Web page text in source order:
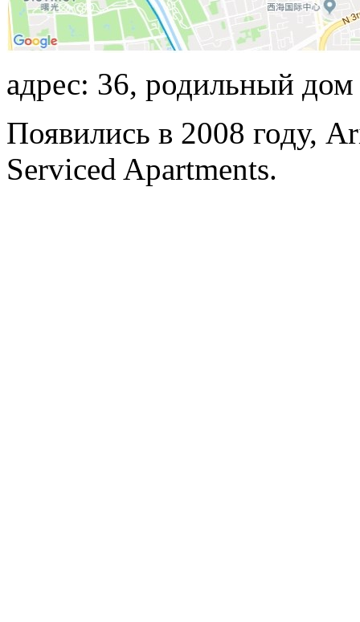
адрес: 36, родильный дом
Появились в 2008 году,
Serviced Apartments.